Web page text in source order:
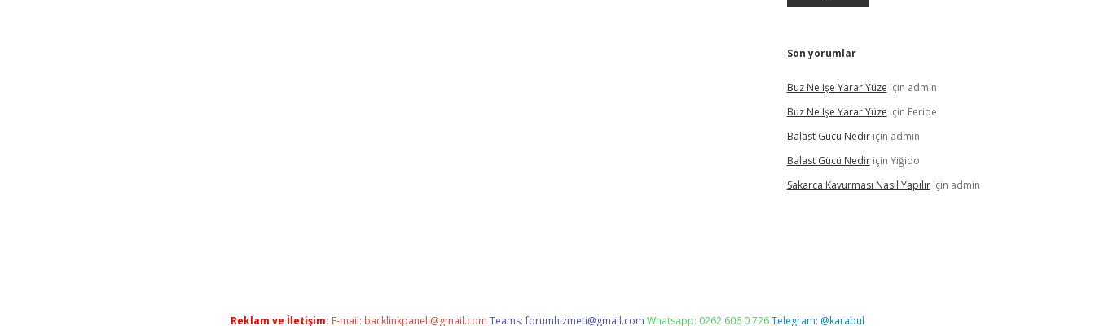
Son yorumlar
Buz Ne Işe Yarar Yüze için admin
Buz Ne Işe Yarar Yüze için Feride
Balast Gücü Nediriçin admin
Balast Gücü Nediriçin Yiğido
Sakarca Kavurması Nasıl Yapılıriçin admin
Reklam ve İletişim: E-mail: backlinkpaneli@gmail.com Teams:forumhizmeti@gmail.com Whatsapp: 0262 606 0 726Telegram: @karabul